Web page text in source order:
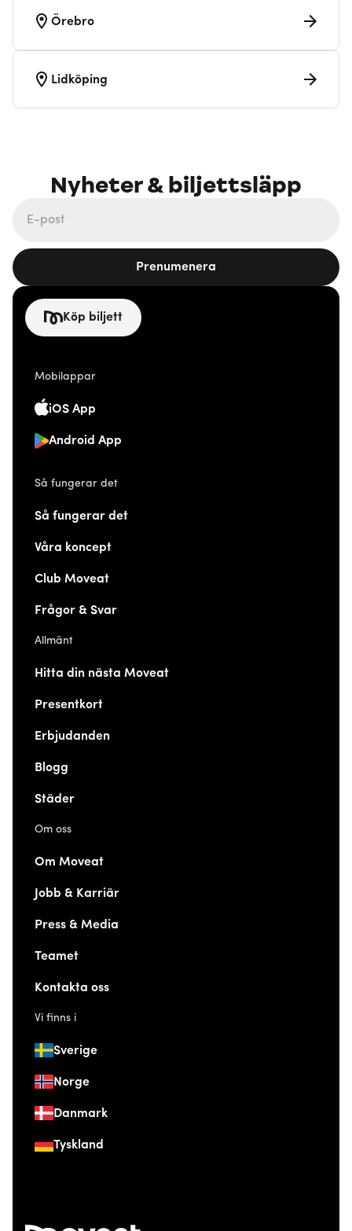
Örebro
Lidköping
Nyheter & biljettsläpp
Prenumenera
Köp biljett
Mobilappar
iOS App
Android App
Så fungerar det
Så fungerar det
Våra koncept
Club Moveat
Frågor & Svar
Allmänt
Hitta din nästa Moveat
Presentkort
Erbjudanden
Blogg
Städer
Om oss
Om Moveat
Jobb & Karriär
Press & Media
Teamet
Kontakta oss
Vi finns i
Sverige
Norge
Danmark
Tyskland